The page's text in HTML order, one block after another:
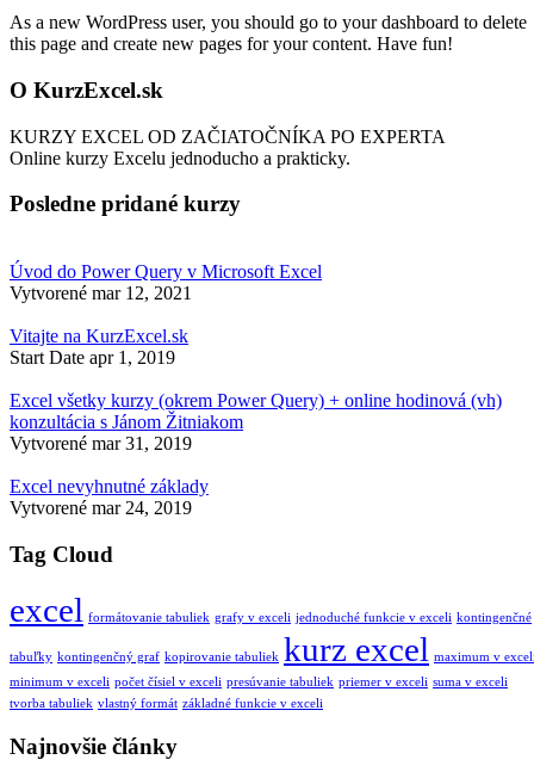
As a new WordPress user, you should go to your dashboard to delete
this page and create new pages for your content. Have fun!
O KurzExcel.sk
KURZY EXCEL OD ZAČIATOČNÍKA PO EXPERTA
Online kurzy Excelu jednoducho a prakticky.
Posledne pridané kurzy
Úvod do Power Query v Microsoft Excel
Vytvorené mar 12, 2021
Vitajte na KurzExcel.sk
Start Date apr 1, 2019
Excel všetky kurzy (okrem Power Query) + online hodinová (vh)
konzultácia s Jánom Žitniakom
Vytvorené mar 31, 2019
Excel nevyhnutné základy
Vytvorené mar 24, 2019
Tag Cloud
excel formátovanie tabuliek grafy v exceli jednoduché funkcie v exceli kontingenčné
tabuľky kontingenčný graf kopirovanie tabuliek kurz excel maximum v
minimum v exceli počet čísiel v exceli presúvanie tabuliek priemer v exceli suma v exceli
tvorba tabuliek vlastný formát základné funkcie v exceli
Najnovšie články